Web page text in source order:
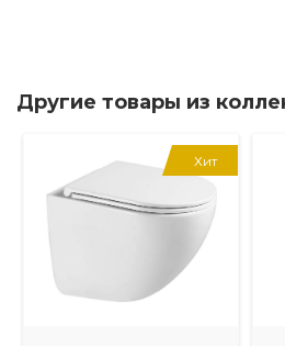
Другие товары из
Хит